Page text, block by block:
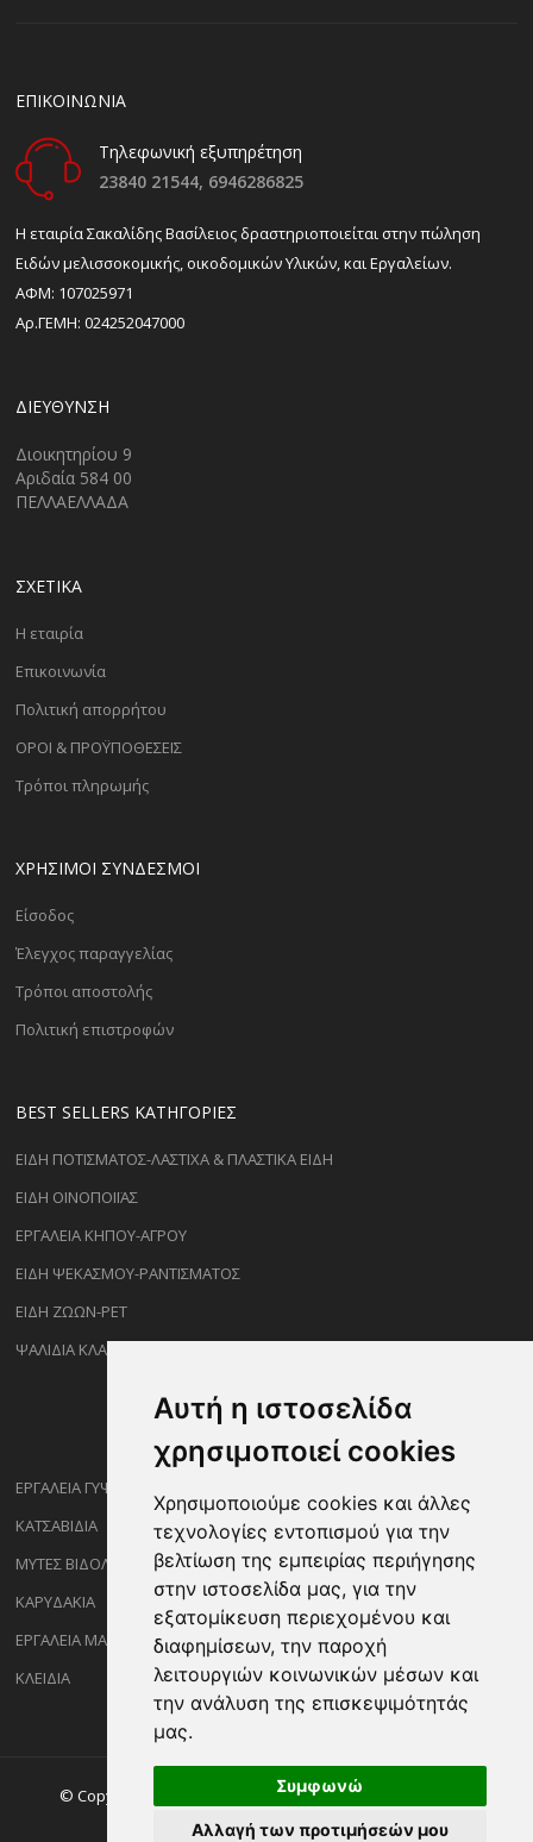
Αυτή η ιστοσελίδα
χρησιμοποιεί cookies
Χρησιμοποιούμε cookies και άλλες
τεχνολογίες εντοπισμού για την
βελτίωση της εμπειρίας περιήγησης
στην ιστοσελίδα μας, για την
εξατομίκευση περιεχομένου και
διαφημίσεων, την παροχή
λειτουργιών κοινωνικών μέσων και
την ανάλυση της επισκεψιμότητάς
μας.
Συμφωνώ
Αλλαγή των προτιμήσεών μου
ΕΠΙΚΟΙΝΩΝΙΑ
Τηλεφωνική εξυπηρέτηση
23840 21544, 6946286825
H εταιρία Σακαλίδης Βασίλειος δραστηριοποιείται στην πώληση
Ειδών μελισσοκομικής, οικοδομικών Υλικών, και Εργαλείων.
ΑΦΜ: 107025971
Αρ.ΓΕΜΗ: 024252047000
ΔΙΕΎΘΥΝΣΗ
Διοικητηρίου 9
Αριδαία 584 00
ΠΕΛΛΑΕΛΛΑΔΑ
ΣΧΕΤΙΚΑ
Η εταιρία
Επικοινωνία
Πολιτική απορρήτου
ΟΡΟΙ & ΠΡΟΫΠΟΘΕΣΕΙΣ
Τρόποι πληρωμής
ΧΡΗΣΙΜΟΙ ΣΥΝΔΕΣΜΟΙ
Είσοδος
Έλεγχος παραγγελίας
Τρόποι αποστολής
Πολιτική επιστροφών
BEST SELLERS ΚΑΤΗΓΟΡΊΕΣ
ΕΙΔΗ ΠΟΤΙΣΜΑΤΟΣ-ΛΑΣΤΙΧΑ & ΠΛΑΣΤΙΚΑ ΕΙΔΗ
ΕΙΔΗ ΟΙΝΟΠΟΙΪΑΣ
ΕΡΓΑΛΕΙΑ ΚΗΠΟΥ-ΑΓΡΟΥ
ΕΙΔΗ ΨΕΚΑΣΜΟΥ-ΡΑΝΤΙΣΜΑΤΟΣ
ΕΙΔΗ ΖΩΩΝ-PET
ΨΑΛΙΔΙΑ ΚΛΑΔΕΜΑΤΟΣ
ΕΡΓΑΛΕΙΑ ΓΥΨΟΣΑΝΙΔΑΣ
ΚΑΤΣΑΒΙΔΙΑ
ΜΥΤΕΣ ΒΙΔΟΛΟΓΩΝ
ΚΑΡΥΔΑΚΙΑ
ΕΡΓΑΛΕΙΑ ΜΑΡΑΓΓΩΝ
ΚΛΕΙΔΙΑ
© Copyright ©2026 Sakalidisshop.gr. All Rights Reserved.